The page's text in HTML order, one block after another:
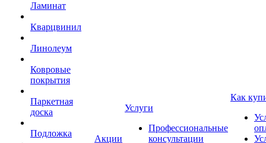
Ламинат
Кварцвинил
Линолеум
Ковровые
покрытия
Паркетная
доска
Подложка
Акции
Услуги
Профессиональные
консультации
Как